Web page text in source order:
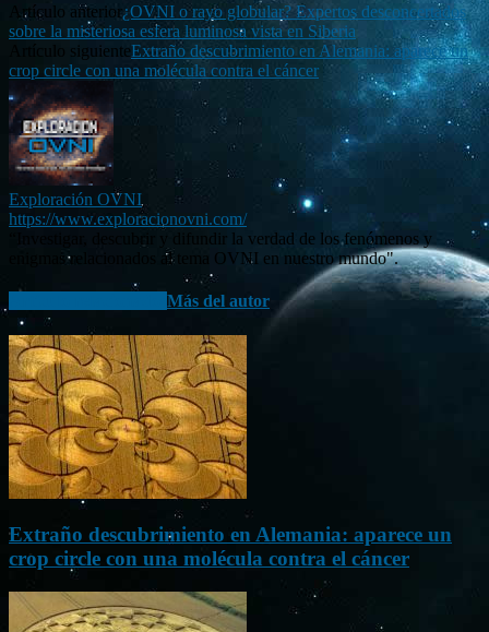
Artículo anterior¿OVNI o rayo globular? Expertos desconcertados
sobre la misteriosa esfera luminosa vista en Siberia
Artículo siguienteExtraño descubrimiento en Alemania: aparece un
crop circle con una molécula contra el cáncer
Exploración OVNI
https://www.exploracionovni.com/
“Investigar, descubrir y difundir la verdad de los fenómenos y
enigmas relacionados al tema OVNI en nuestro mundo".
Más del autor
Extraño descubrimiento en Alemania: aparece un
crop circle con una molécula contra el cáncer